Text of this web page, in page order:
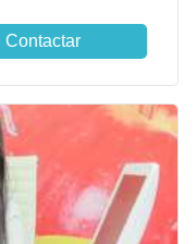
Contactar